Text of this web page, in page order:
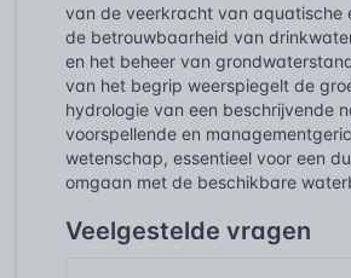
van de veerkracht van aquatische
de betrouwbaarheid van
en het beheer van
van het begrip weerspiegelt de
hydrologie van een beschrijvende
voorspellende en
wetenschap, essentieel voor een
omgaan met de beschikbare
Veelgestelde vragen